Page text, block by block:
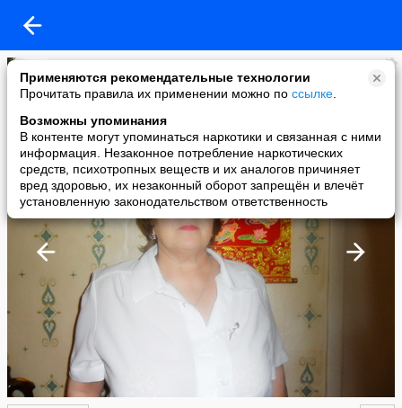
Применяются рекомендательные технологии
Прочитать правила их применении можно по ссылке
Возможны упоминания
В контенте могут упоминаться наркотики и связанная с ними
информация. Незаконное потребление наркотических
средств, психотропных веществ и их аналогов причиняет
вред здоровью, их незаконный оборот запрещён и влечёт
установленную законодательством ответственность
тамара карпеченко
added a photo
10 Jul в 00:01